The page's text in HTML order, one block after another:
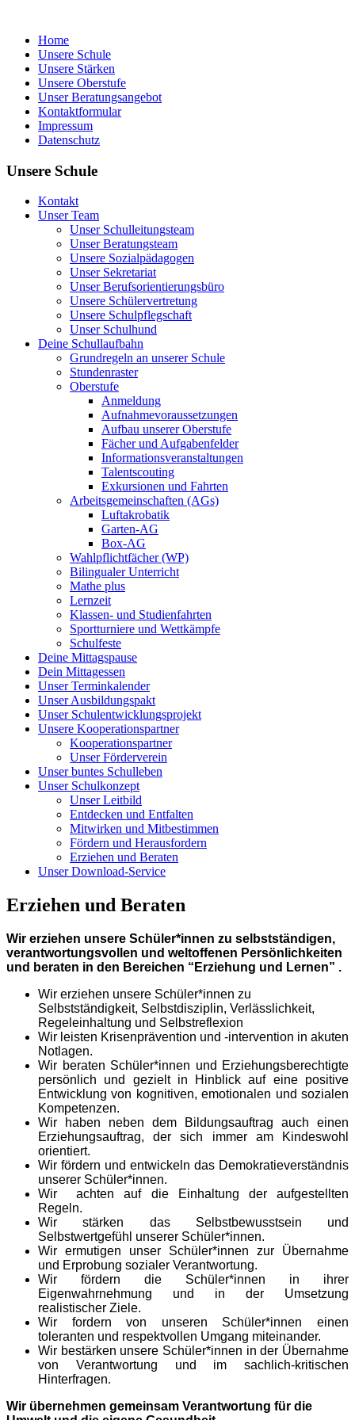
Home
Unsere Schule
Unsere Stärken
Unsere Oberstufe
Unser Beratungsangebot
Kontaktformular
Impressum
Datenschutz
Unsere Schule
Kontakt
Unser Team
Unser Schulleitungsteam
Unser Beratungsteam
Unsere Sozialpädagogen
Unser Sekretariat
Unser Berufsorientierungsbüro
Unsere Schülervertretung
Unsere Schulpflegschaft
Unser Schulhund
Deine Schullaufbahn
Grundregeln an unserer Schule
Stundenraster
Oberstufe
Anmeldung
Aufnahmevoraussetzungen
Aufbau unserer Oberstufe
Fächer und Aufgabenfelder
Informationsveranstaltungen
Talentscouting
Exkursionen und Fahrten
Arbeitsgemeinschaften (AGs)
Luftakrobatik
Garten-AG
Box-AG
Wahlpflichtfächer (WP)
Bilingualer Unterricht
Mathe plus
Lernzeit
Klassen- und Studienfahrten
Sportturniere und Wettkämpfe
Schulfeste
Deine Mittagspause
Dein Mittagessen
Unser Terminkalender
Unser Ausbildungspakt
Unser Schulentwicklungsprojekt
Unsere Kooperationspartner
Kooperationspartner
Unser Förderverein
Unser buntes Schulleben
Unser Schulkonzept
Unser Leitbild
Entdecken und Entfalten
Mitwirken und Mitbestimmen
Fördern und Herausfordern
Erziehen und Beraten
Unser Download-Service
Erziehen und Beraten
Wir erziehen unsere Schüler*innen zu selbstständigen,
verantwortungsvollen und weltoffenen Persönlichkeiten
und beraten in den Bereichen “Erziehung und Lernen” .
Wir erziehen unsere Schüler*innen zu
Selbstständigkeit, Selbstdisziplin, Verlässlichkeit,
Regeleinhaltung und Selbstreflexion
Wir leisten Krisenprävention und -intervention in akuten
Notlagen.
Wir beraten Schüler*innen und Erziehungsberechtigte
persönlich und gezielt in Hinblick auf eine positive
Entwicklung von kognitiven, emotionalen und sozialen
Kompetenzen.
Wir haben neben dem Bildungsauftrag auch einen
Erziehungsauftrag, der sich immer am Kindeswohl
orientiert.
Wir fördern und entwickeln das Demokratieverständnis
unserer Schüler*innen.
Wir achten auf die Einhaltung der aufgestellten
Regeln.
Wir stärken das Selbstbewusstsein und
Selbstwertgefühl unserer Schüler*innen.
Wir ermutigen unser Schüler*innen zur Übernahme
und Erprobung sozialer Verantwortung.
Wir fördern die Schüler*innen in ihrer
Eigenwahrnehmung und in der Umsetzung
realistischer Ziele.
Wir fordern von unseren Schüler*innen einen
toleranten und respektvollen Umgang miteinander.
Wir bestärken unsere Schüler*innen in der Übernahme
von Verantwortung und im sachlich-kritischen
Hinterfragen.
Wir übernehmen gemeinsam Verantwortung für die